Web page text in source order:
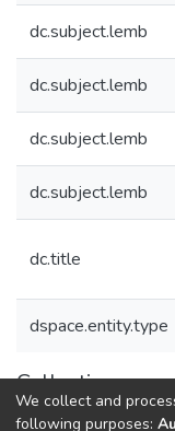
dc.subject.lemb
dc.subject.lemb
dc.subject.lemb
dc.subject.lemb
dc.title
dspace.entity.type
Collections
1.1.2. Informes
We collect and
following purposes: